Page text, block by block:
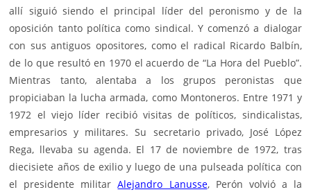
allí siguió siendo el principal líder del peronismo y de la
oposición tanto política como sindical. Y comenzó a dialogar
con sus antiguos opositores, como el radical Ricardo Balbín,
de lo que resultó en 1970 el acuerdo de “La Hora del Pueblo”.
Mientras tanto, alentaba a los grupos peronistas que
propiciaban la lucha armada, como Montoneros. Entre 1971 y
1972 el viejo líder recibió visitas de políticos, sindicalistas,
empresarios y militares. Su secretario privado, José López
Rega, llevaba su agenda. El 17 de noviembre de 1972, tras
diecisiete años de exilio y luego de una pulseada política con
el presidente militarAlejandro Lanusse, Perón volvió a la